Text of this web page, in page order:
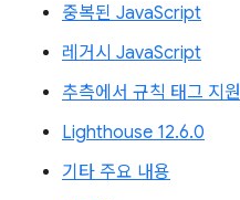
중복된 JavaScript
레거시 JavaScript
추측에서 규칙 태그 지원
Lighthouse 12.6.0
기타 주요 내용